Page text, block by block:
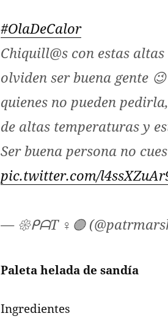
#OlaDeCalor
Chiquill@s con estas
olviden ser buena gente
quienes no pueden
de altas temperaturas y
Ser buena persona no
pic.twitter.com/
— 𑁍ᑭᗩT ♀️🟣
Paleta helada de sandía
Ingredientes